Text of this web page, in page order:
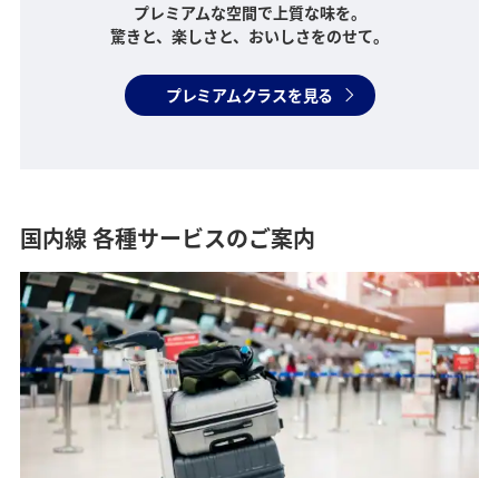
プレミアムな空間で上質な味を。
驚きと、楽しさと、おいしさをのせて。
プレミアムクラスを見る
国内線 各種サービスのご案内